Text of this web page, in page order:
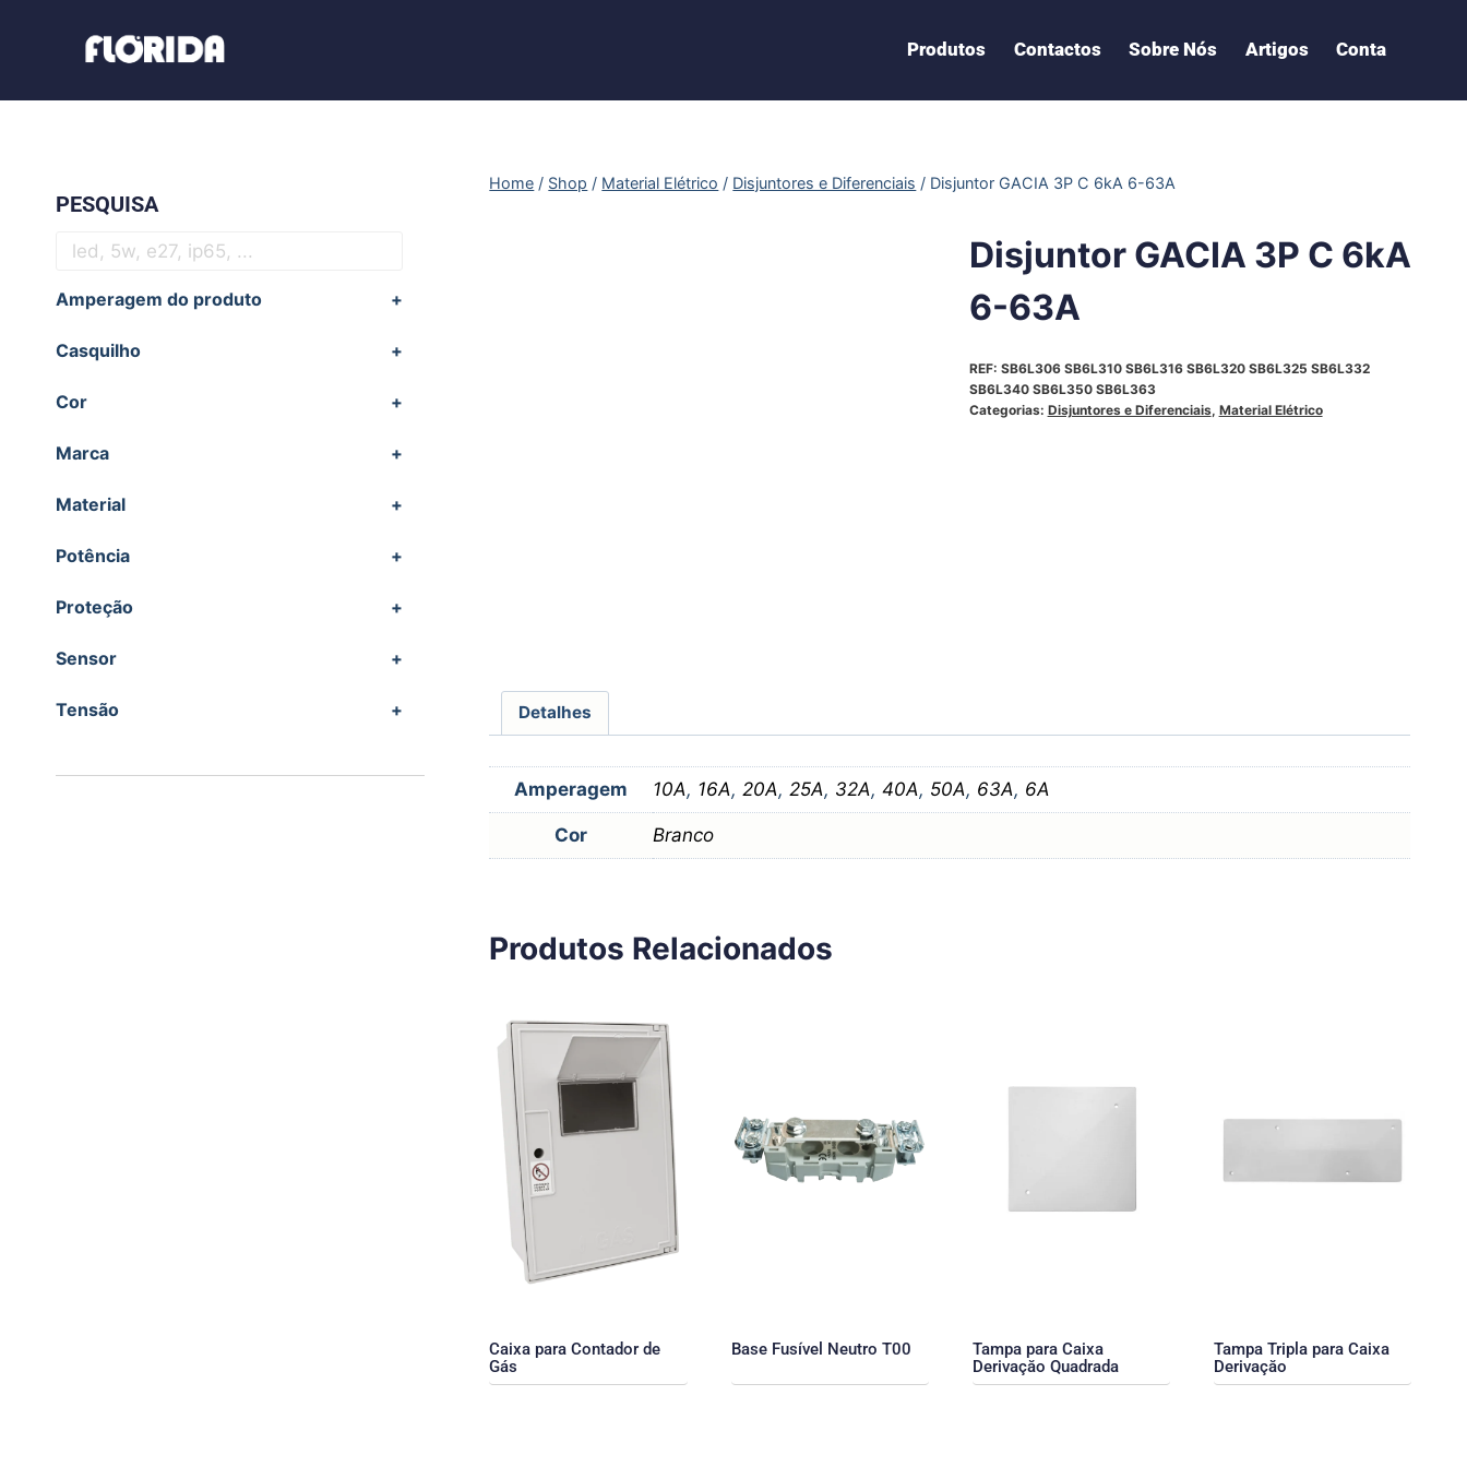
Produtos Contactos Sobre Nós Artigos Conta
Home / Shop / Material Elétrico / Disjuntores e Diferenciais / Disjuntor GACIA 3P C 6kA 6-63A
Disjuntor GACIA 3P C 6kA
6-63A
REF: SB6L306 SB6L310 SB6L316 SB6L320 SB6L325 SB6L332
SB6L340 SB6L350 SB6L363
Categorias: Disjuntores e Diferenciais, Material Elétrico
Detalhes
Amperagem 10A, 16A, 20A, 25A, 32A,40A, 50A, 63A, 6A
Cor Branco
Produtos Relacionados
Caixa para Contador de
Gás
Base Fusível Neutro T00
Tampa para Caixa
Derivaçăo Quadrada
Tampa Tripla para Caixa
Derivaçăo
PESQUISA
Amperagem do produto +
Casquilho +
Cor +
Marca +
Material +
Potência +
Proteção +
Sensor +
Tensão +